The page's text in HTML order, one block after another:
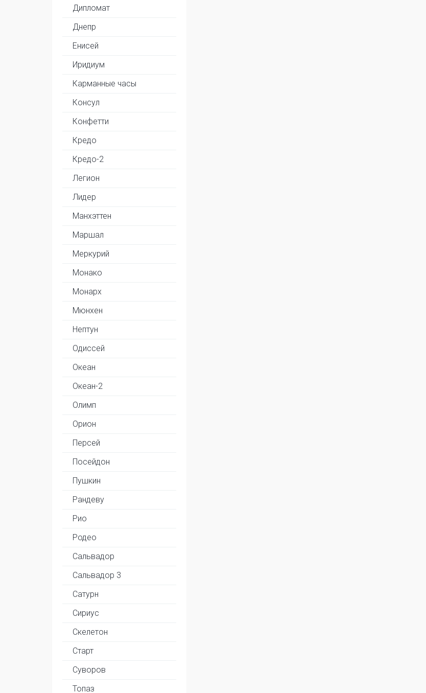
Дипломат
Днепр
Енисей
Иридиум
Карманные часы
Консул
Конфетти
Кредо
Кредо-2
Легион
Лидер
Манхэттен
Маршал
Меркурий
Монако
Монарх
Мюнхен
Нептун
Одиссей
Океан
Океан-2
Олимп
Орион
Персей
Посейдон
Пушкин
Рандеву
Рио
Родео
Сальвадор
Сальвадор 3
Сатурн
Сириус
Скелетон
Старт
Суворов
Топаз